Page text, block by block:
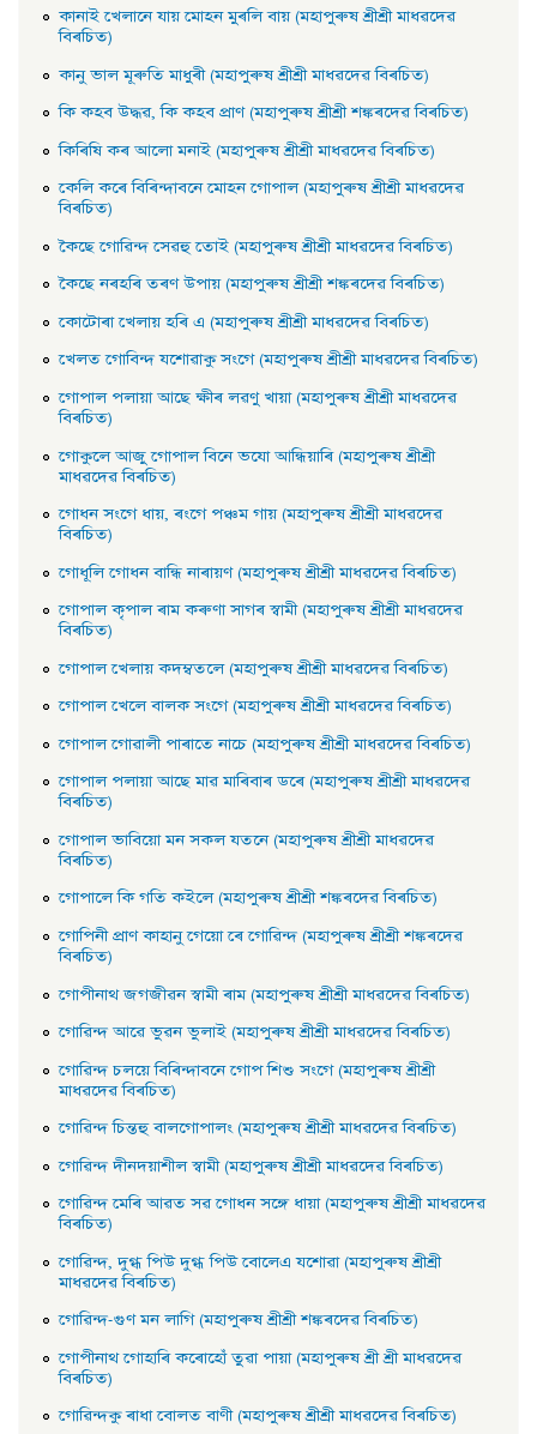
কানাই খেলানে যায় মােহন মুৰলি বায় (মহাপুৰুষ শ্ৰীশ্ৰী মাধৱদেৱ
বিৰচিত)
কানু ভাল মূৰুতি মাধুৰী (মহাপুৰুষ শ্ৰীশ্ৰী মাধৱদেৱ বিৰচিত)
কি কহব উদ্ধৱ, কি কহব প্রাণ (মহাপুৰুষ শ্ৰীশ্ৰী শঙ্কৰদেৱ বিৰচিত)
কিৰিষি কৰ আলাে মনাই (মহাপুৰুষ শ্ৰীশ্ৰী মাধৱদেৱ বিৰচিত)
কেলি কৰে বিৰিন্দাবনে মােহন গােপাল (মহাপুৰুষ শ্ৰীশ্ৰী মাধৱদেৱ
বিৰচিত)
কৈছে গােৱিন্দ সেৱহু তােই (মহাপুৰুষ শ্ৰীশ্ৰী মাধৱদেৱ বিৰচিত)
কৈছে নৰহৰি তৰণ উপায় (মহাপুৰুষ শ্ৰীশ্ৰী শঙ্কৰদেৱ বিৰচিত)
কোটোৰা খেলায় হৰি এ (মহাপুৰুষ শ্ৰীশ্ৰী মাধৱদেৱ বিৰচিত)
খেলত গোবিন্দ যশোৱাকু সংগে (মহাপুৰুষ শ্ৰীশ্ৰী মাধৱদেৱ বিৰচিত)
গােপাল পলায়া আছে ক্ষীৰ লৱণু খায়া (মহাপুৰুষ শ্ৰীশ্ৰী মাধৱদেৱ
বিৰচিত)
গােকুলে আজু গােপাল বিনে ভযাে আন্ধিয়াৰি (মহাপুৰুষ শ্ৰীশ্ৰী
মাধৱদেৱ বিৰচিত)
গােধন সংগে ধায়, ৰংগে পঞ্চম গায় (মহাপুৰুষ শ্ৰীশ্ৰী মাধৱদেৱ
বিৰচিত)
গােধূলি গােধন বান্ধি নাৰায়ণ (মহাপুৰুষ শ্ৰীশ্ৰী মাধৱদেৱ বিৰচিত)
গােপাল কৃপাল ৰাম কৰুণা সাগৰ স্বামী (মহাপুৰুষ শ্ৰীশ্ৰী মাধৱদেৱ
বিৰচিত)
গােপাল খেলায় কদম্বতলে (মহাপুৰুষ শ্ৰীশ্ৰী মাধৱদেৱ বিৰচিত)
গােপাল খেলে বালক সংগে (মহাপুৰুষ শ্ৰীশ্ৰী মাধৱদেৱ বিৰচিত)
গােপাল গােৱালী পাৰাতে নাচে (মহাপুৰুষ শ্ৰীশ্ৰী মাধৱদেৱ বিৰচিত)
গােপাল পলায়া আছে মাৱ মাৰিবাৰ ডৰে (মহাপুৰুষ শ্ৰীশ্ৰী মাধৱদেৱ
বিৰচিত)
গােপাল ভাবিয়ো মন সকল যতনে (মহাপুৰুষ শ্ৰীশ্ৰী মাধৱদেৱ
বিৰচিত)
গােপালে কি গতি কইলে (মহাপুৰুষ শ্ৰীশ্ৰী শঙ্কৰদেৱ বিৰচিত)
গােপিনী প্রাণ কাহানু গেয়ো ৰে গােৱিন্দ (মহাপুৰুষ শ্ৰীশ্ৰী শঙ্কৰদেৱ
বিৰচিত)
গােপীনাথ জগজীৱন স্বামী ৰাম (মহাপুৰুষ শ্ৰীশ্ৰী মাধৱদেৱ বিৰচিত)
গােৱিন্দ আৱে ভুৱন ভুলাই (মহাপুৰুষ শ্ৰীশ্ৰী মাধৱদেৱ বিৰচিত)
গােৱিন্দ চলয়ে বিৰিন্দাবনে গােপ শিশু সংগে (মহাপুৰুষ শ্ৰীশ্ৰী
মাধৱদেৱ বিৰচিত)
গােৱিন্দ চিন্তহু বালগােপালং (মহাপুৰুষ শ্ৰীশ্ৰী মাধৱদেৱ বিৰচিত)
গােৱিন্দ দীনদয়াশীল স্বামী (মহাপুৰুষ শ্ৰীশ্ৰী মাধৱদেৱ বিৰচিত)
গােৱিন্দ মেৰি আৱত সৱ গােধন সঙ্গে ধায়া (মহাপুৰুষ শ্ৰীশ্ৰী মাধৱদেৱ
বিৰচিত)
গােৱিন্দ, দুগ্ধ পিউ দুগ্ধ পিউ বােলেএ যশােৱা (মহাপুৰুষ শ্ৰীশ্ৰী
মাধৱদেৱ বিৰচিত)
গােৱিন্দ-গুণ মন লাগি (মহাপুৰুষ শ্ৰীশ্ৰী শঙ্কৰদেৱ বিৰচিত)
গােপীনাথ গােহাৰি কৰােহোঁ তুৱা পায়া (মহাপুৰুষ শ্ৰী শ্ৰী মাধৱদেৱ
বিৰচিত)
গােৱিন্দকু ৰাধা বােলত বাণী (মহাপুৰুষ শ্ৰীশ্ৰী মাধৱদেৱ বিৰচিত)